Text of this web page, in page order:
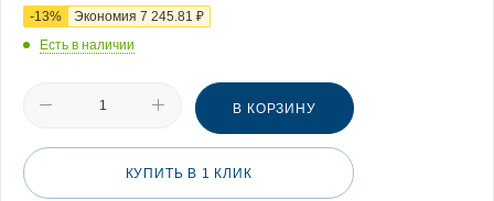
-13% Экономия 7 245.81 ₽
Есть в наличии
В КОРЗИНУ
КУПИТЬ В 1 КЛИК